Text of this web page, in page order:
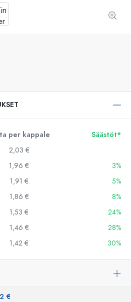
per kappale
Säästöt*
2,03 €
1,96 €
3%
1,91 €
5%
1,86 €
8%
1,53 €
24%
1,46 €
28%
1,42 € 30%
€